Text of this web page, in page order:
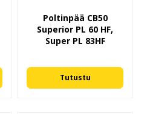
Poltinpää CB50
Superior PL 60 HF,
Super PL 83HF
Tutustu